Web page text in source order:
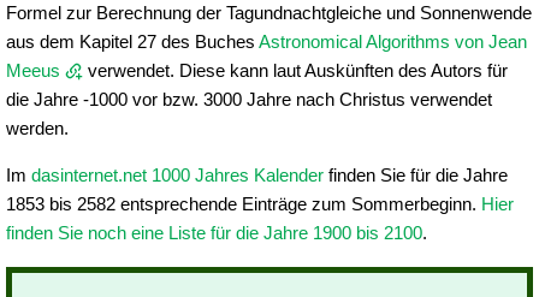
Formel zur Berechnung der Tagundnachtgleiche und Sonnenwende
aus dem Kapitel 27 des Buches Astronomical Algorithms von Jean
Meeus
verwendet. Diese kann laut Auskünften des Autors für
die Jahre -1000 vor bzw. 3000 Jahre nach Christus verwendet
werden.
Im dasinternet.net 1000 Jahres Kalender finden Sie für die Jahre
1853 bis 2582 entsprechende Einträge zum Sommerbeginn. Hier
finden Sie noch eine Liste für die Jahre 1900 bis 2100.